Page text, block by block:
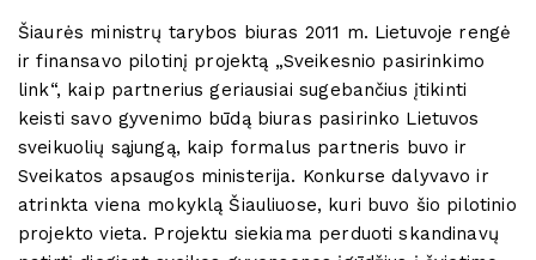
Šiaurės ministrų tarybos biuras 2011 m. Lietuvoje rengė
ir finansavo pilotinį projektą „Sveikesnio pasirinkimo
link“, kaip partnerius geriausiai sugebančius įtikinti
keisti savo gyvenimo būdą biuras pasirinko Lietuvos
sveikuolių sąjungą, kaip formalus partneris buvo ir
Sveikatos apsaugos ministerija. Konkurse dalyvavo ir
atrinkta viena mokyklą Šiauliuose, kuri buvo šio pilotinio
projekto vieta. Projektu siekiama perduoti skandinavų